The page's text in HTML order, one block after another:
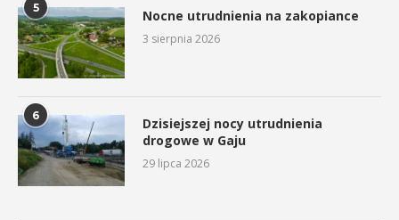
5 Nocne utrudnienia na zakopiance
3 sierpnia 2026
6
Dzisiejszej nocy utrudnienia
drogowe w Gaju
29 lipca 2026